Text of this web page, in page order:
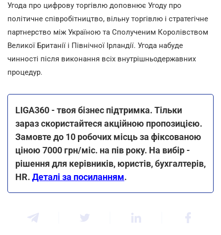
Угода про цифрову торгівлю доповнює Угоду про
політичне співробітництво, вільну торгівлю і стратегічне
партнерство між Україною та Сполученим Королівством
Великої Британії і Північної Ірландії. Угода набуде
чинності після виконання всіх внутрішньодержавних
процедур.
LIGA360 - твоя бізнес підтримка. Тільки
зараз скористайтеся акційною пропозицією.
Замовте до 10 робочих місць за фіксованою
ціною 7000 грн/міс. на пів року. На вибір -
рішення для керівників, юристів, бухгалтерів,
HR. Деталі за посиланням.